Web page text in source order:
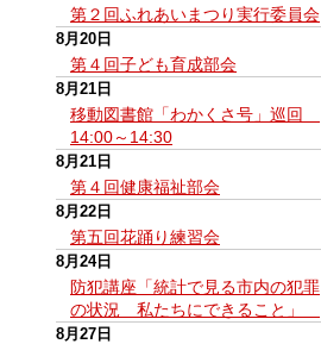
第２回ふれあいまつり実行委員会
8月20日
第４回子ども育成部会
8月21日
移動図書館「わかくさ号」巡回
14:00～14:30
8月21日
第４回健康福祉部会
8月22日
第五回花踊り練習会
8月24日
防犯講座「統計で見る市内の犯罪
の状況 私たちにできること」
8月27日